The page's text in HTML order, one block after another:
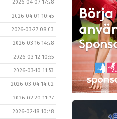
2026-04-07 17:28
2026-04-01 10:45
2026-03-27 08:03
2026-03-16 14:28
2026-03-12 10:55
2026-03-10 11:53
2026-03-04 14:02
2026-02-20 11:27
2026-02-18 10:48